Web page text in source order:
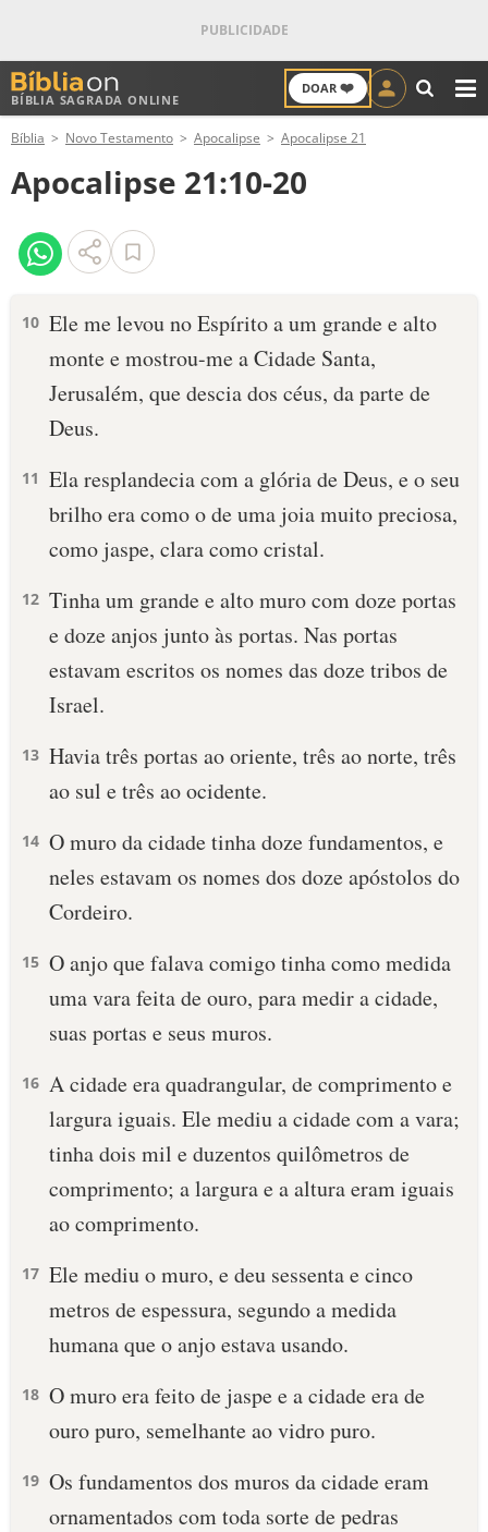
BÍBLIA SAGRADA ONLINE
DOAR ❤️
ANTIGO TESTAMENTO
NOVO TESTAMENTO
VERSÍCULOS
PALAVRA DO DIA
SALMO DO DIA
DEVOCIONAL DIÁRIO
10 MANDAMENTOS
ESBOÇOS DE PREGAÇÃO
TEMAS
PERGUNTE À BÍBLIA IA
LOJA BÍBLIAON
Bíblia Novo Testamento Apocalipse Apocalipse 21
Apocalipse 21:10-20
10 Ele me levou no Espírito a um grande e alto
monte e mostrou-me a Cidade Santa,
Jerusalém, que descia dos céus, da parte de
Deus.
11 Ela resplandecia com a glória de Deus, e o seu
brilho era como o de uma joia muito preciosa,
como jaspe, clara como cristal.
12 Tinha um grande e alto muro com doze portas
e doze anjos junto às portas. Nas portas
estavam escritos os nomes das doze tribos de
Israel.
13 Havia três portas ao oriente, três ao norte, três
ao sul e três ao ocidente.
14 O muro da cidade tinha doze fundamentos, e
neles estavam os nomes dos doze apóstolos do
Cordeiro.
15 O anjo que falava comigo tinha como medida
uma vara feita de ouro, para medir a cidade,
suas portas e seus muros.
16 A cidade era quadrangular, de comprimento e
largura iguais. Ele mediu a cidade com a vara;
tinha dois mil e duzentos quilômetros de
comprimento; a largura e a altura eram iguais
ao comprimento.
17 Ele mediu o muro, e deu sessenta e cinco
metros de espessura, segundo a medida
humana que o anjo estava usando.
18 O muro era feito de jaspe e a cidade era de
ouro puro, semelhante ao vidro puro.
19 Os fundamentos dos muros da cidade eram
ornamentados com toda sorte de pedras